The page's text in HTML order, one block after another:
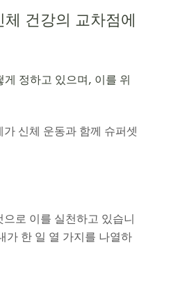
건강의 교차점에
정하고 있으며, 이를 위
신체 운동과 함께 슈퍼셋
로 이를 실천하고 있습니
가 한 일 열 가지를 나열하